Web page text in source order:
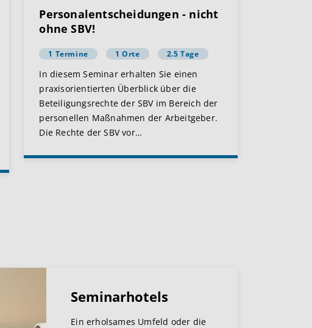
Personalentscheidungen - nicht
ohne SBV!
1 Termine 1 Orte 2.5 Tage
In diesem Seminar erhalten Sie einen
praxisorientierten Überblick über die
Beteiligungsrechte der SBV im Bereich der
personellen Maßnahmen der Arbeitgeber.
Die Rechte der SBV vor…
Seminarhotels
Ein erholsames Umfeld oder die